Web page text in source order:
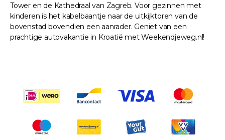
Tower en de Kathedraal van Zagreb. Voor gezinnen met
kinderen is het kabelbaantje naar de uitkijktoren van de
bovenstad bovendien een aanrader. Geniet van een
prachtige autovakantie in Kroatië met Weekendjeweg.nl!